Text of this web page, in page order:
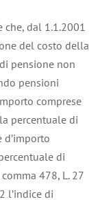
che, dal 1.1.2001
del costo della
pensione non
pensioni
comprese
percentuale di
di
478, L. 27
l’indice di